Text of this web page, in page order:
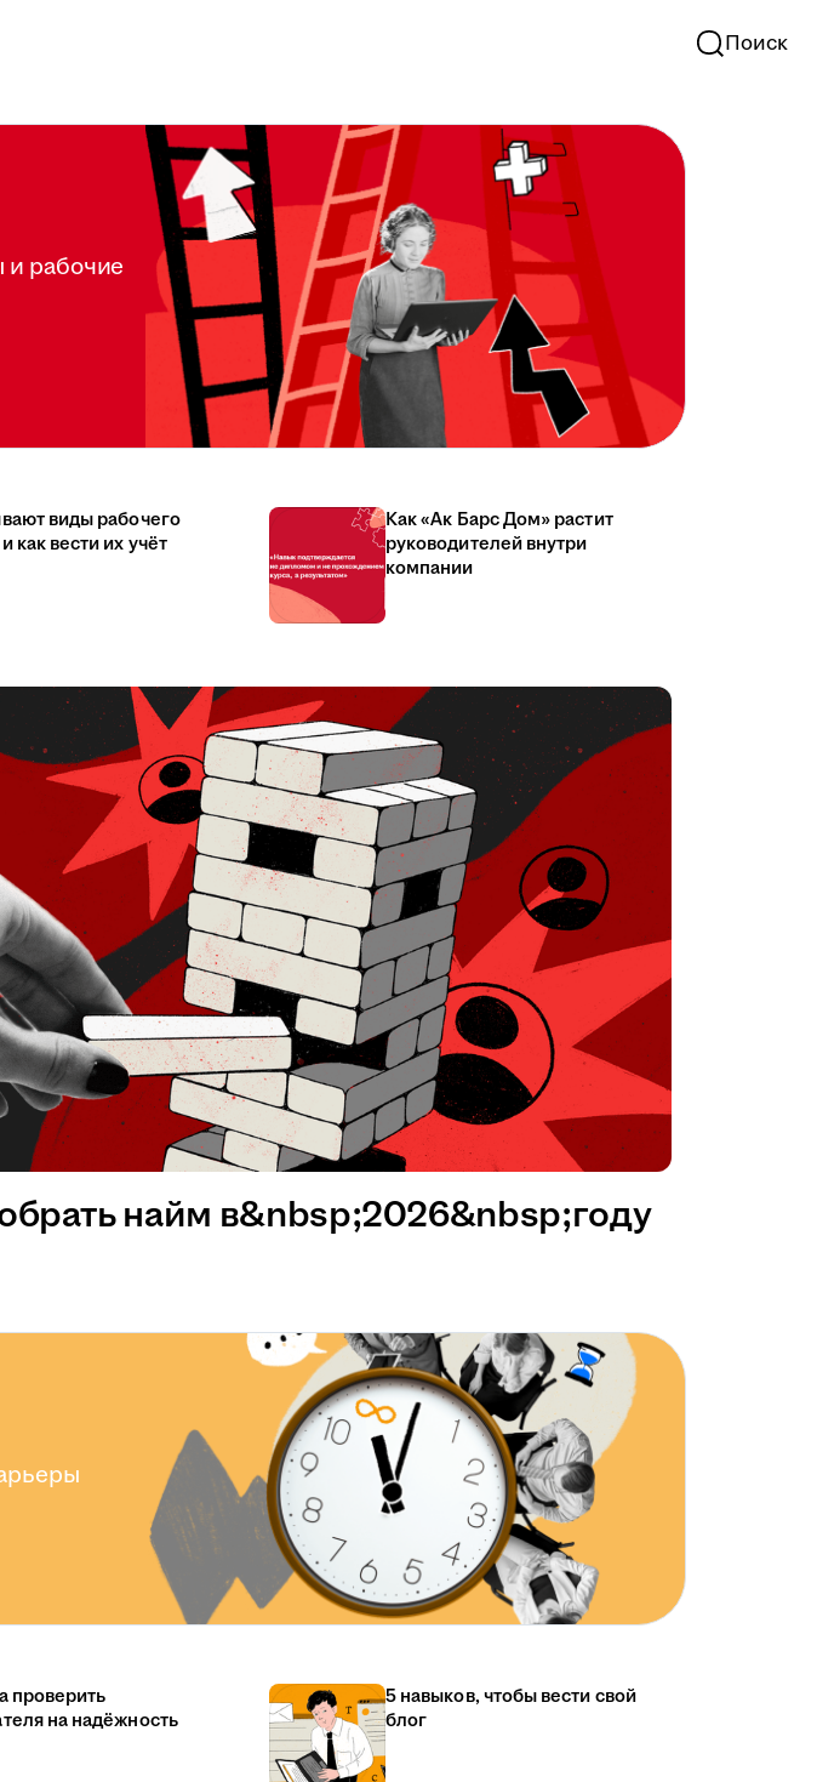
Поиск
и рабочие
виды рабочего
как вести их учёт
Как «Ак Барс Дом» растит
руководителей внутри
компании
найм в&nbsp;2026&nbsp;году
проверить
на надёжность
5 навыков, чтобы вести свой
блог